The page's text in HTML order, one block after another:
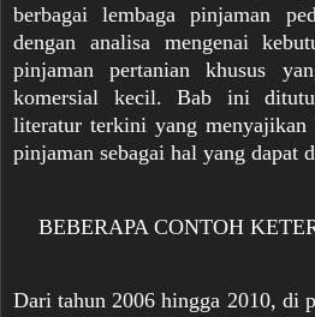
berbagai lembaga pinjaman
dengan analisa mengenai
pinjaman pertanian khusus
komersial kecil. Bab ini
literatur terkini yang menyajikan
pinjaman sebagai hal yang dapat
BEBERAPA CONTOH
Dari tahun 2006 hingga 2010, di